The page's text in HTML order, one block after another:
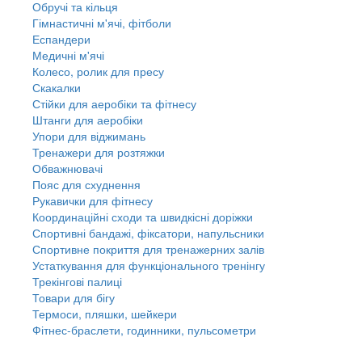
Обручі та кільця
Гімнастичні м'ячі, фітболи
Еспандери
Медичні м'ячі
Колесо, ролик для пресу
Скакалки
Стійки для аеробіки та фітнесу
Штанги для аеробіки
Упори для віджимань
Тренажери для розтяжки
Обважнювачі
Пояс для схуднення
Рукавички для фітнесу
Координаційні сходи та швидкісні доріжки
Спортивні бандажі, фіксатори, напульсники
Спортивне покриття для тренажерних залів
Устаткування для функціонального тренінгу
Трекінгові палиці
Товари для бігу
Термоси, пляшки, шейкери
Фітнес-браслети, годинники, пульсометри